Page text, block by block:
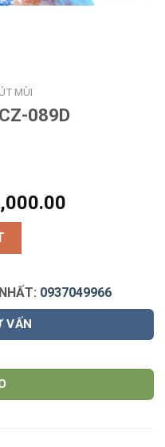
MÙI
089D
0937049966
VẤN